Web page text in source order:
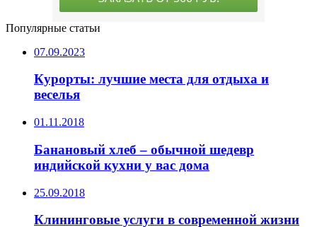
Популярные статьи
07.09.2023
Курорты: лучшие места для отдыха и
веселья
01.11.2018
Банановый хлеб – обычной шедевр
индийской кухни у вас дома
25.09.2018
Клининговые услуги в современной жизни